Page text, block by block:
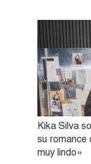
Kika Silva
su romance
muy lindo»